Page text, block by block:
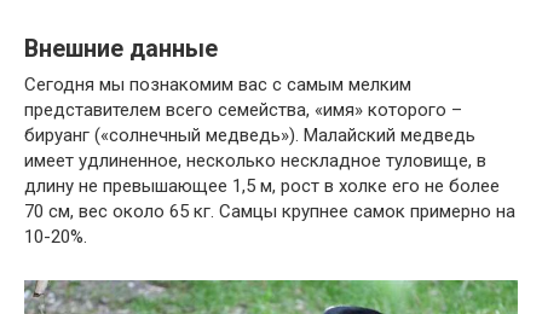
Внешние данные
Сегодня мы познакомим вас с самым мелким
представителем всего семейства, «имя» которого –
бируанг («солнечный медведь»). Малайский медведь
имеет удлиненное, несколько нескладное туловище, в
длину не превышающее 1,5 м, рост в холке его не более
70 см, вес около 65 кг. Самцы крупнее самок примерно на
10-20%.